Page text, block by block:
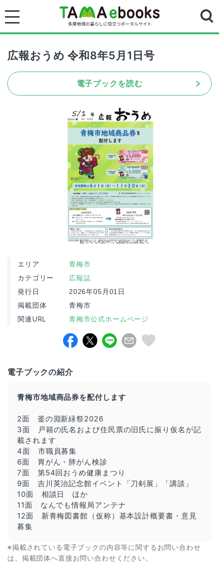
広報おうめ 令和8年5月1日号
電子ブックを読む
エリア 青梅市
カテゴリー 広報誌
発行日 2026年05月01日
掲載団体 青梅市
関連URL 青梅市公式ホームページ
電子ブックの紹介
青梅市地域商品券を配付します
2面 釜の淵新緑祭2026
3面 戸籍の氏名および住民票の旧氏に振り仮名が記
載されます
4面 市職員募集
6面 胃がん・肺がん検診
7面 第54回おうめ健康まつり
9面 吉川英治記念館イベント「刀剣展」「講談」
10面 相談日 ほか
11面 なんでも情報局アンテナ
12面 新青梅図書館（仮称）基本設計概要書・意見
募集
※掲載されている電子ブックの内容等に関するお問い合わせ
は、掲載団体へ直接お問い合わせください。